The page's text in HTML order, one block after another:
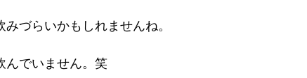
づらいかもしれませんね。
んでいません。笑